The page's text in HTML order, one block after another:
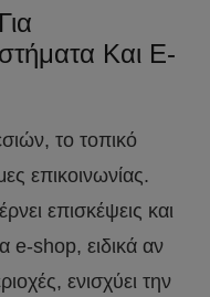
Και E-
το τοπικό
επικοινωνίας.
επισκέψεις και
e-shop, ειδικά αν
ενισχύει την